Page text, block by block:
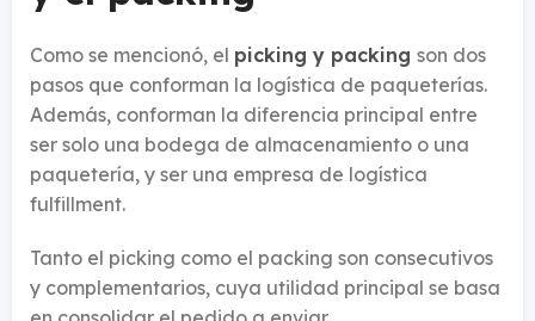
Como se mencionó, el picking y packing son dos
pasos que conforman la logística de paqueterías.
Además, conforman la diferencia principal entre
ser solo una bodega de almacenamiento o una
paquetería, y ser una empresa de logística
fulfillment.
Tanto el picking como el packing son consecutivos
y complementarios, cuya utilidad principal se basa